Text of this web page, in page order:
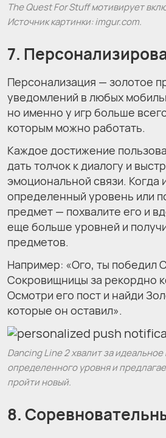
The Quest For Stuff мотивирует
Источник картинки: imgur.com.
7.
Персонализация — золотое
уведомлений в любых
но именно у игр больше
которым можно работать.
Каждое достижение
дать толчок к диалогу и
эмоциональной связи. Когда
определенный уровень или
предмет — похвалите его и
еще больше уровней и
предметов.
Например: «Ого, ты победил
Сокровищницы за рекордно
Осмотри его пост и найди
которые он оставил».
Dancing Line 2 хвалит за
определенного уровня и
пройти новый.
8.